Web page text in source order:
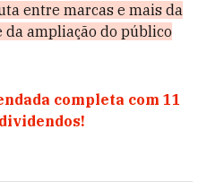
entre marcas e mais da
ampliação do público
completa com 11